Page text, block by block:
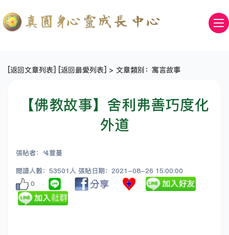
[返回文章列表] [返回最愛列表] > 文章類別：寓言故事
【佛教故事】舍利弗善巧度化
外道
張貼者：🛂萱蔓
閱讀人數：53501人 張貼日期：2021-08-26 15:00:00
0